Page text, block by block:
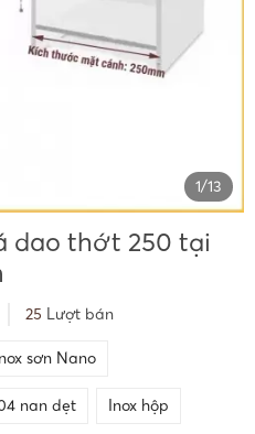
1/13
dao thớt 250 tại
25 Lượt bán
Inox sơn Nano
nan dẹt Inox hộp